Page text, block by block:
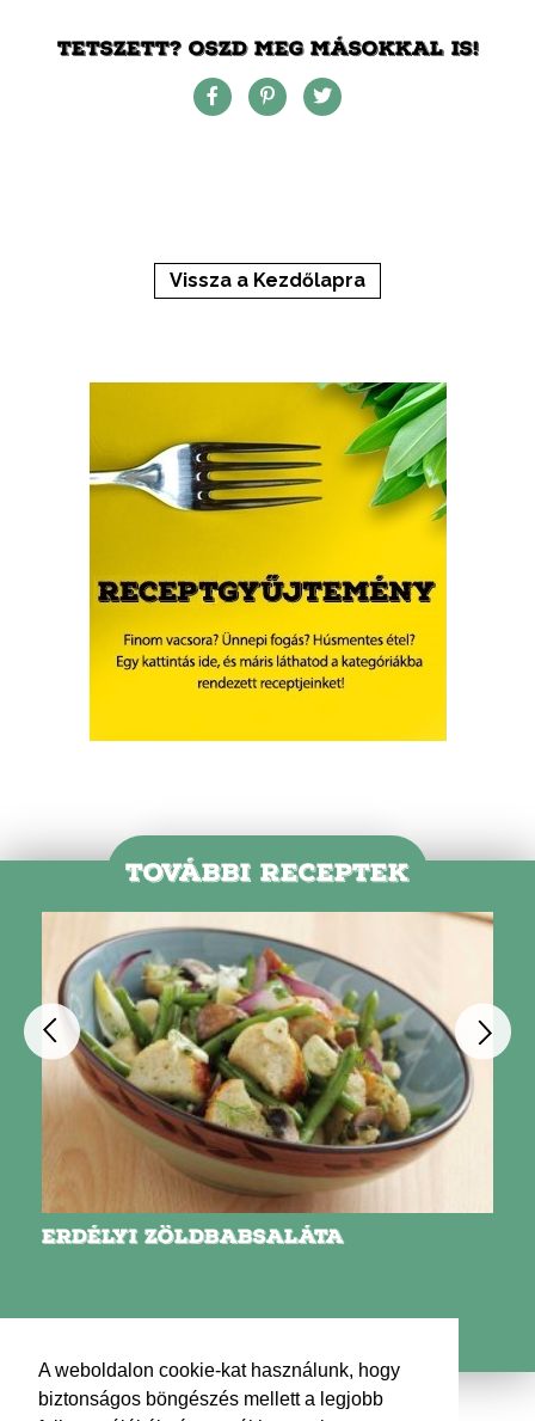
A weboldalon cookie-kat használunk, hogy
biztonságos böngészés mellett a legjobb
TETSZETT? OSZD MEG MÁSOKKAL IS!
Vissza a Kezdőlapra
TOVÁBBI RECEPTEK
ERDÉLYI ZÖLDBABSALÁTA